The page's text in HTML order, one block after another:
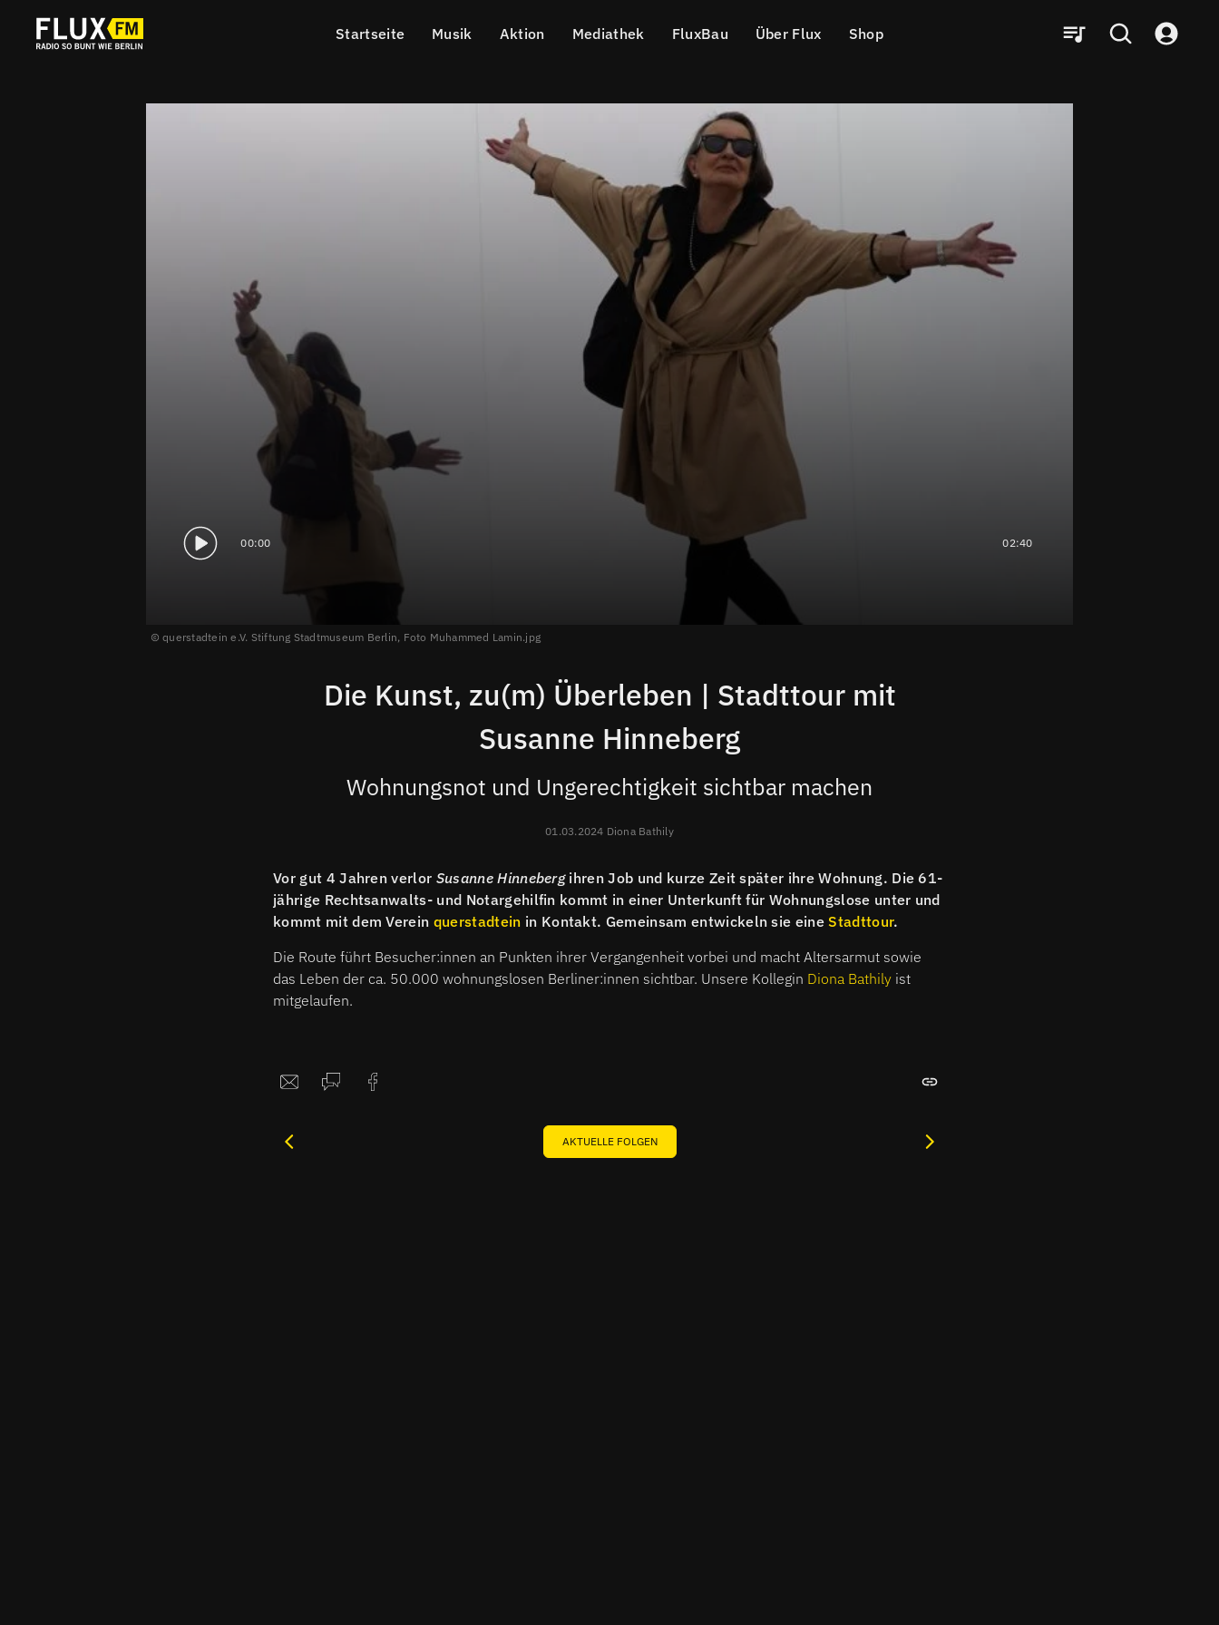
Startseite Musik Aktion Mediathek FluxBau Über Flux Shop
00:00 02:40
querstadtein e.V. Stiftung Stadtmuseum Berlin, Foto Muhammed Lamin.jpg
Die Kunst, zu(m) Überleben | Stadttour mit
Susanne Hinneberg
Wohnungsnot und Ungerechtigkeit sichtbar machen
01.03.2024 Diona Bathily
Vor gut 4 Jahren verlor Susanne Hinnebergihren Job und kurze Zeit später ihre Wohnung. Die 61-
jährige Rechtsanwalts- und Notargehilfin kommt in einer Unterkunft für Wohnungslose unter und
kommt mit dem Verein querstadtein in Kontakt. Gemeinsam entwickeln sie eine Stadttour.
Die Route führt Besucher:innen an Punkten ihrer Vergangenheit vorbei und macht Altersarmut sowie
das Leben der ca. 50.000 wohnungslosen Berliner:innen sichtbar. Unsere Kollegin Diona Bathily ist
mitgelaufen.
AKTUELLE FOLGEN